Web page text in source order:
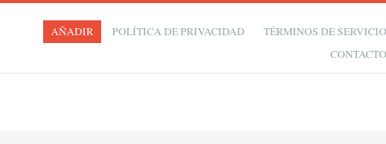
AÑADIR POLÍTICA DE PRIVACIDAD
TÉRMINOS DE